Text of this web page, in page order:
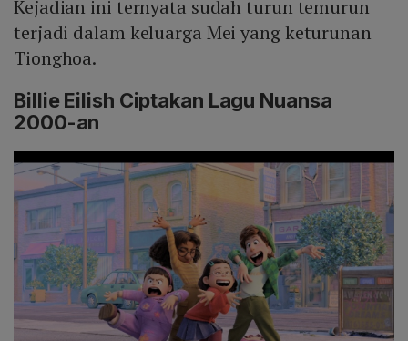
Kejadian ini ternyata sudah turun temurun
terjadi dalam keluarga Mei yang keturunan
Tionghoa.
Billie Eilish Ciptakan Lagu Nuansa
2000-an